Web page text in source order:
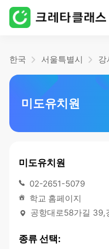
한국 서울특별시 강
미도유치원
미도유치원
02-2651-5079
학교 홈페이지
공항대로58가길 39,
종류 선택: